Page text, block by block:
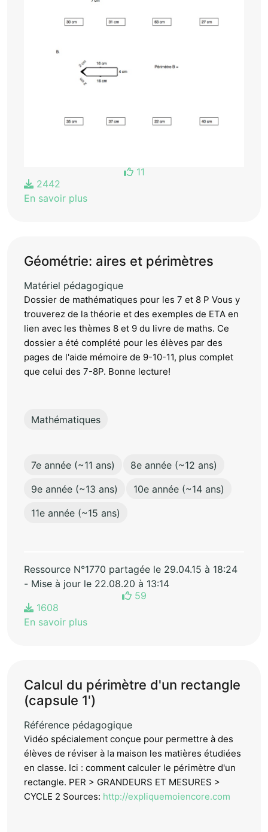
11
2442
En savoir plus
Géométrie: aires et périmètres
Matériel pédagogique
Dossier de mathématiques pour les 7 et 8 P Vous y
trouverez de la théorie et des exemples de ETA en
lien avec les thèmes 8 et 9 du livre de maths. Ce
dossier a été complété pour les élèves par des
pages de l'aide mémoire de 9-10-11, plus complet
que celui des 7-8P. Bonne lecture!
Mathématiques
7e année (~11 ans)
8e année (~12 ans)
9e année (~13 ans)
10e année (~14 ans)
11e année (~15 ans)
Ressource N°1770 partagée le 29.04.15 à 18:24
- Mise à jour le 22.08.20 à 13:14
59
1608
En savoir plus
Calcul du périmètre d'un rectangle
(capsule 1')
Référence pédagogique
Vidéo spécialement conçue pour permettre à des
élèves de réviser à la maison les matières étudiées
en classe. Ici : comment calculer le périmètre d'un
rectangle. PER > GRANDEURS ET MESURES >
CYCLE 2 Sources: http://expliquemoiencore.com